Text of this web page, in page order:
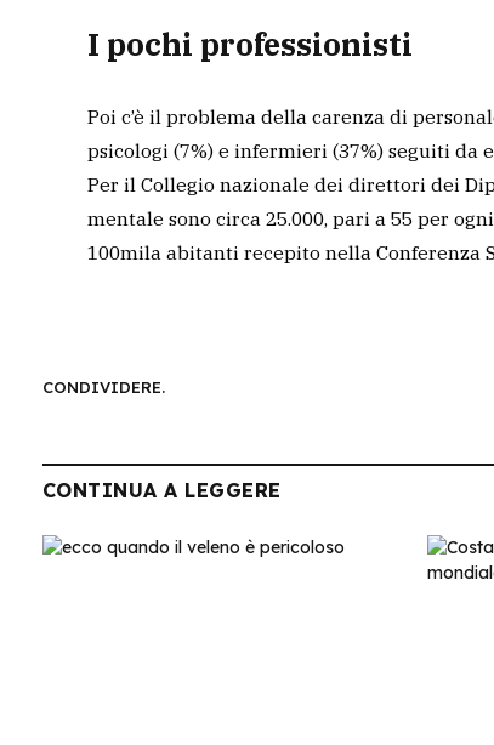
I pochi professionisti
Poi c’è il problema della carenza di
psicologi (7%) e infermieri (37%) seguiti
Per il Collegio nazionale dei direttori dei
mentale sono circa 25.000, pari a 55 per
100mila abitanti recepito nella Conferenza
CONDIVIDERE.
CONTINUA A LEGGERE